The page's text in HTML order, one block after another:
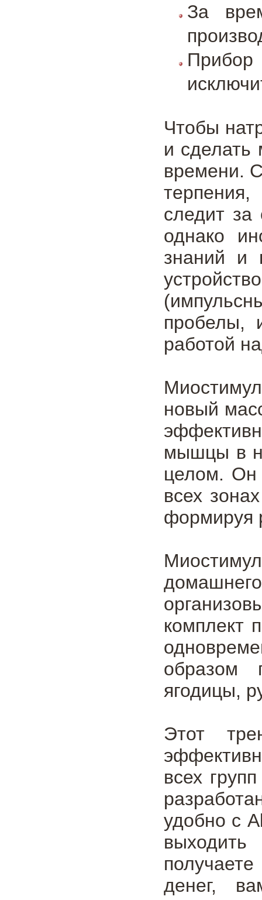
За
Чтобы
и
времени.
следит
однако
знаний и
пробелы,
работой
новый
мышцы в
целом. Он
всех
формируя
комплект
образом
ягодицы,
Этот
всех
удобно с
денег,